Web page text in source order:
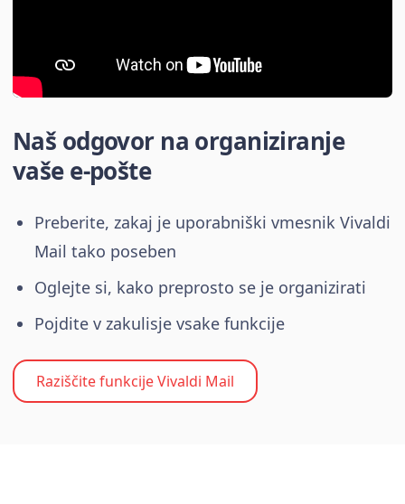
Naš odgovor na organiziranje
vaše e-pošte
Preberite, zakaj je uporabniški vmesnik Vivaldi
Mail tako poseben
Oglejte si, kako preprosto se je organizirati
Pojdite v zakulisje vsake funkcije
Raziščite funkcije Vivaldi Mail